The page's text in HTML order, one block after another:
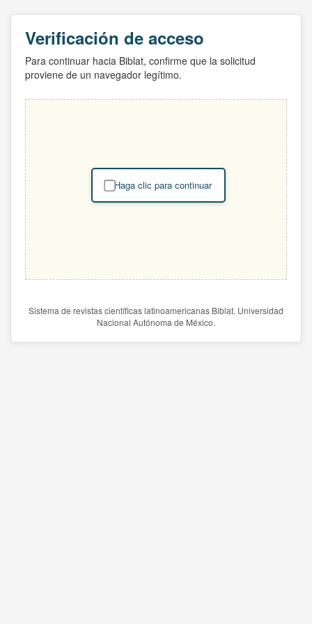
Verificación de acceso
Para continuar hacia Biblat, confirme que la solicitud
proviene de un navegador legítimo.
Haga clic para continuar
Sistema de revistas científicas latinoamericanas Biblat. Universidad
Nacional Autónoma de México.